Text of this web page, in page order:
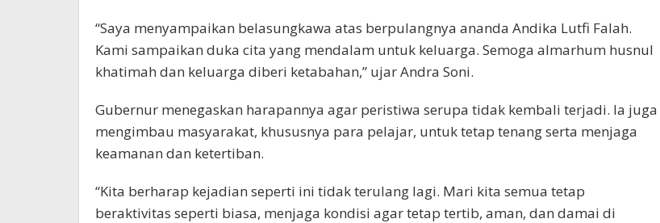
“Saya menyampaikan belasungkawa atas berpulangnya ananda Andika Lutfi Falah.
Kami sampaikan duka cita yang mendalam untuk keluarga. Semoga almarhum husnul
khatimah dan keluarga diberi ketabahan,” ujar Andra Soni.
Gubernur menegaskan harapannya agar peristiwa serupa tidak kembali terjadi. Ia juga
mengimbau masyarakat, khususnya para pelajar, untuk tetap tenang serta menjaga
keamanan dan ketertiban.
“Kita berharap kejadian seperti ini tidak terulang lagi. Mari kita semua tetap
beraktivitas seperti biasa, menjaga kondisi agar tetap tertib, aman, dan damai di